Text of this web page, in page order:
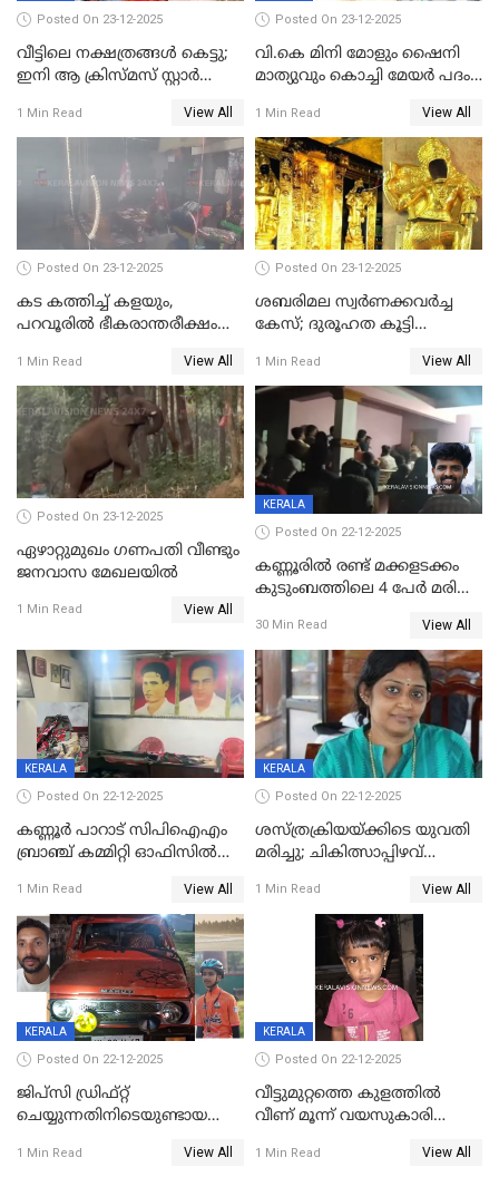
Posted On 23-12-2025
വീട്ടിലെ നക്ഷത്രങ്ങൾ കെട്ടു;
ഇനി ആ ക്രിസ്മസ് സ്റ്റാർ
വേണ്ടിയുള്ള
പിടിവലിക്കിടയിൽ
അപ്പൂപ്പനെതിരെ പോക്സോ
കേസ് ഒടുവിൽ 4 ജീവനുകൾ
പൊലിഞ്ഞു
1 Min Read View All
Posted On 23-12-2025
വി.കെ മിനി മോളും ഷൈനി
മാത്യുവും കൊച്ചി മേയർ പദം
മേയറാകില്ല
1 Min Read View All
Posted On 23-12-2025
കട കത്തിച്ച് കളയും,
പറവൂരില്‍ ഭീകരാന്തരീക്ഷം
1 Min Read View All
Posted On 23-12-2025
ശബരിമല സ്വര്‍ണക്കവര്‍ച്ച
കേസ്; ദുരൂഹത കൂട്ടി
1 Min Read View All
Posted On 23-12-2025
ഏഴാറ്റുമുഖം ഗണപതി വീണ്ടും
ജനവാസ മേഖലയിൽ
1 Min Read View All
KERALA
Posted On 22-12-2025
കണ്ണൂരിൽ രണ്ട് മക്കളടക്കം
കുടുംബത്തിലെ 4 പേർ മരിച്ച
30 Min Read View All
KERALA
Posted On 22-12-2025
കണ്ണൂർ പാറാട് സിപിഐഎം
ബ്രാഞ്ച് കമ്മിറ്റി ഓഫിസിൽ
ചിത്രങ്ങളടക്കം കത്തിയ
നിലയിൽ
1 Min Read View All
KERALA
Posted On 22-12-2025
ശസ്ത്രക്രിയയ്‌ക്കിടെ യുവതി
മരിച്ചു; ചികിത്സാപ്പിഴവ്
സംഭവം മാവേലിക്കരയിൽ
1 Min Read View All
KERALA
Posted On 22-12-2025
ജിപ്സി ഡ്രിഫ്റ്റ്
ചെയ്യുന്നതിനിടെയുണ്ടായ
ദാരുണാന്ത്യം; ജീപ്സി
1 Min Read View All
KERALA
Posted On 22-12-2025
വീട്ടുമുറ്റത്തെ കുളത്തിൽ
വീണ് മൂന്ന് വയസുകാരി
1 Min Read View All